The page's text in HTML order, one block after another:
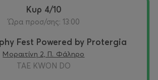
Κυρ 4/10
Ώρα προσ/σης: 13:00
Fest Powered by Protergia
Μοραιτίνη 2, Π. Φάληρο
TAE KWON DO